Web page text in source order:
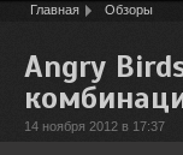
Главная Обзоры
Angry
14 ноября 2012 в 17:37